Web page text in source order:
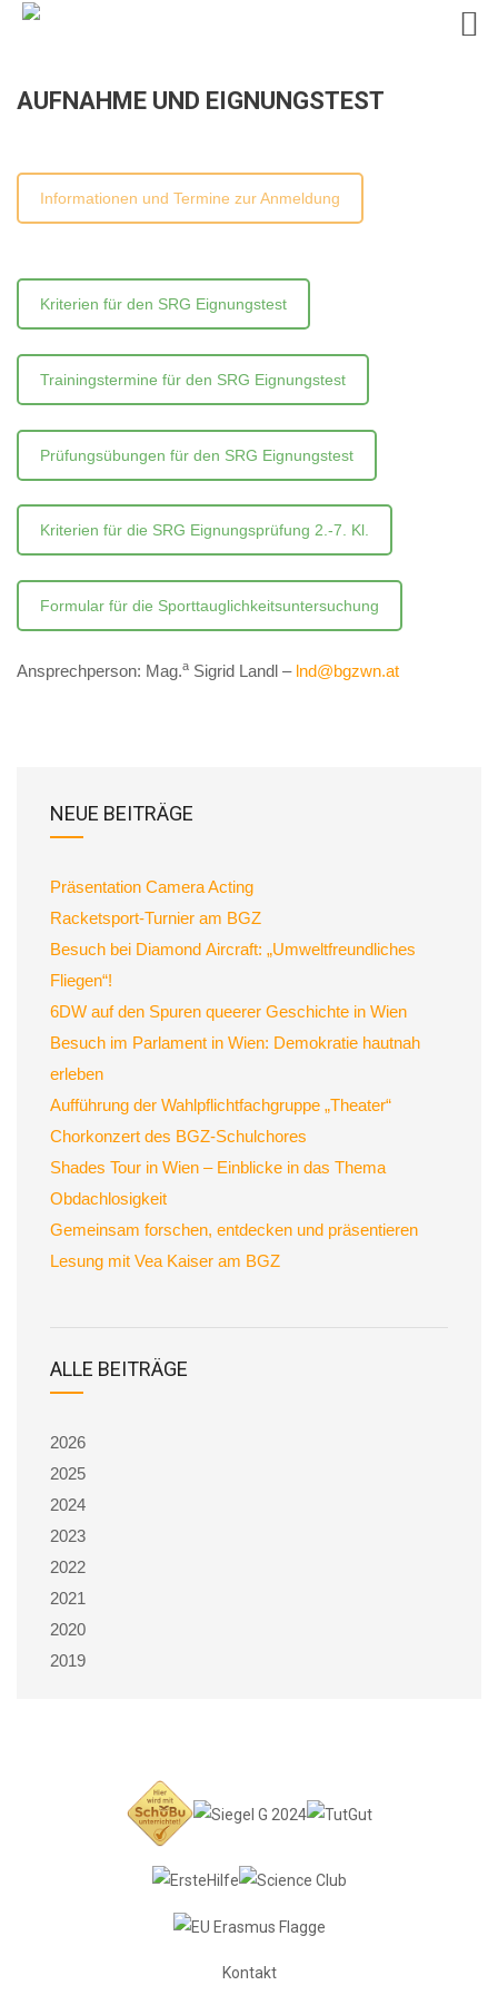
AUFNAHME UND EIGNUNGSTEST
Informationen und Termine zur Anmeldung
Kriterien für den SRG Eignungstest
Trainingstermine für den SRG Eignungstest
Prüfungsübungen für den SRG Eignungstest
Kriterien für die SRG Eignungsprüfung 2.-7. Kl.
Formular für die Sporttauglichkeitsuntersuchung
Ansprechperson: Mag.a Sigrid Landl – lnd@bgzwn.at
NEUE BEITRÄGE
Präsentation Camera Acting
Racketsport-Turnier am BGZ
Besuch bei Diamond Aircraft: „Umweltfreundliches
Fliegen“!
6DW auf den Spuren queerer Geschichte in Wien
Besuch im Parlament in Wien: Demokratie hautnah
erleben
Aufführung der Wahlpflichtfachgruppe „Theater“
Chorkonzert des BGZ-Schulchores
Shades Tour in Wien – Einblicke in das Thema
Obdachlosigkeit
Gemeinsam forschen, entdecken und präsentieren
Lesung mit Vea Kaiser am BGZ
ALLE BEITRÄGE
2026
2025
2024
2023
2022
2021
2020
2019
Kontakt